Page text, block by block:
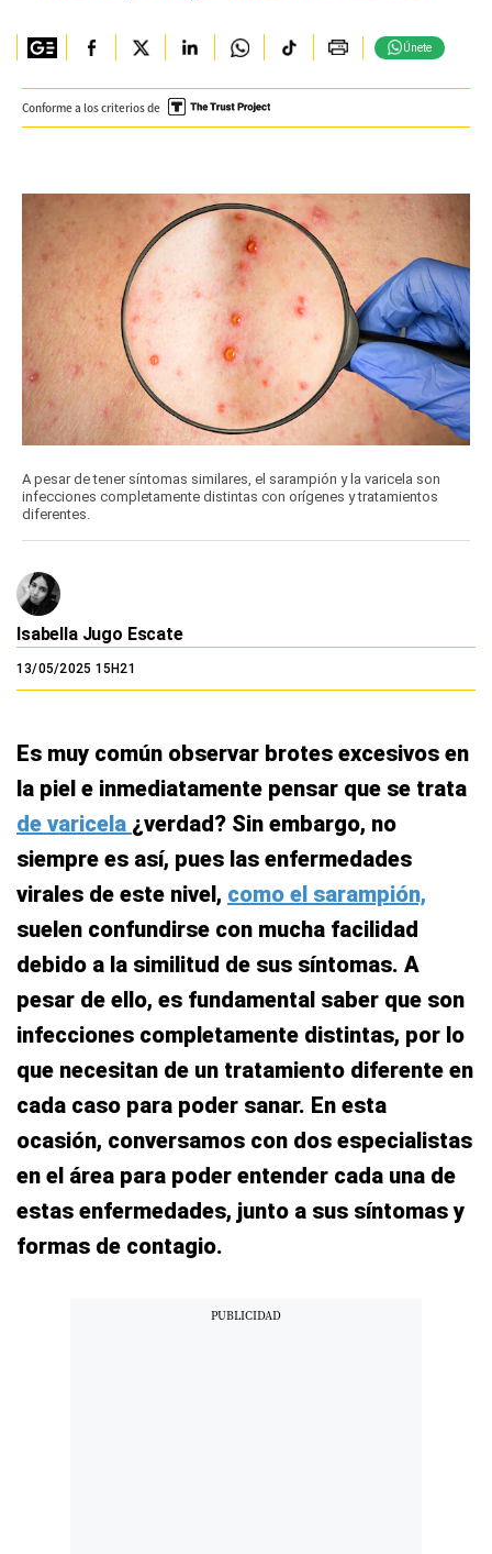
Únete
Conforme a los criterios de
A pesar de tener síntomas similares, el sarampión y la varicela son
infecciones completamente distintas con orígenes y tratamientos
diferentes.
Isabella Jugo Escate
13/05/2025 15H21
Es muy común observar brotes excesivos en
la piel e inmediatamente pensar que se trata
de varicela ¿verdad? Sin embargo, no
siempre es así, pues las enfermedades
virales de este nivel, como el sarampión,
suelen confundirse con mucha facilidad
debido a la similitud de sus síntomas. A
pesar de ello, es fundamental saber que son
infecciones completamente distintas, por lo
que necesitan de un tratamiento diferente en
cada caso para poder sanar. En esta
ocasión, conversamos con dos especialistas
en el área para poder entender cada una de
estas enfermedades, junto a sus síntomas y
formas de contagio.